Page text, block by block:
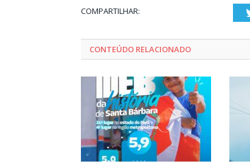
COMPARTILHAR:
CONTEÚDO RELACIONADO